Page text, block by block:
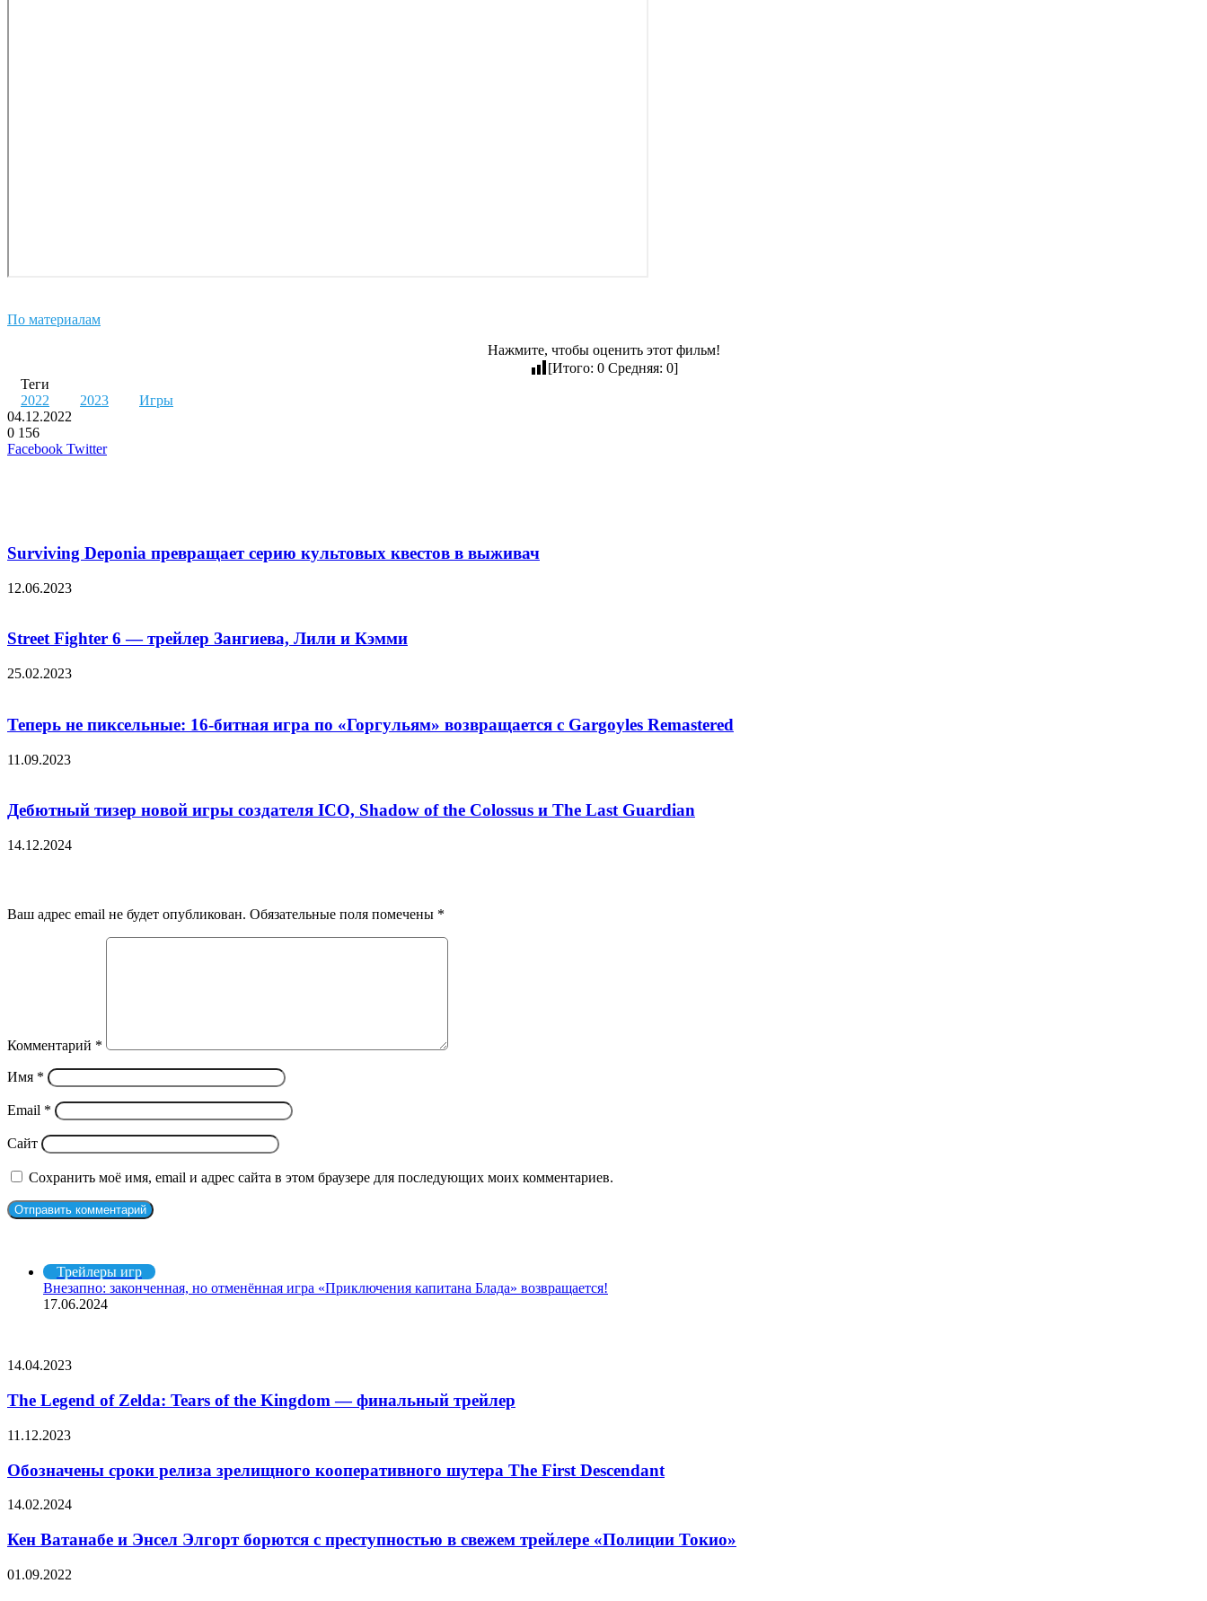
По материалам
Нажмите, чтобы оценить этот фильм!
[Итого: 0Средняя: 0]
Теги
2022
2023
Игры
04.12.2022
0 156
Facebook TwitterLinkedIn
Pinterest
Вконтакте
Одноклассники
Skype
WhatsApp
Telegram
Viber
Surviving Deponia превращает серию культовых квестов в выживач
12.06.2023
Street Fighter 6 — трейлер Зангиева, Лили и Кэмми
25.02.2023
Теперь не пиксельные: 16-битная игра по «Горгульям» возвращается с Gargoyles Remastered
11.09.2023
Дебютный тизер новой игры создателя ICO, Shadow of the Colossus и The Last Guardian
14.12.2024
Ваш адрес email не будет опубликован. Обязательные поля помечены *
Комментарий *
Имя *
Email *
Сайт
Сохранить моё имя, email и адрес сайта в этом браузере для последующих моих комментариев.
Трейлеры игр
Внезапно: законченная, но отменённая игра «Приключения капитана Блада» возвращается!
17.06.2024
The
of
Zelda:
Tears
of
the
Kingdom
финальный
14.04.2023
The Legend of Zelda: Tears of the Kingdom — финальный трейлер
Обозначены
релиза
зрелищного
кооперативного
The
First
11.12.2023
Обозначены сроки релиза зрелищного кооперативного шутера The First Descendant
Кен
и
Энсел
Элгорт
борются
14.02.2024
Кен Ватанабе и Энсел Элгорт борются с преступностью в свежем трейлере «Полиции Токио»
Кажется,
01.09.2022